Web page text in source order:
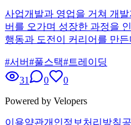
사업개발과 영업을 거쳐 개
버를 오가며 성장한 과정을
행동과 도전이 커리어를 만
#서버#풀스택#트레이딩
31
0
0
Powered by Velopers
이용약관개인정보처리방침